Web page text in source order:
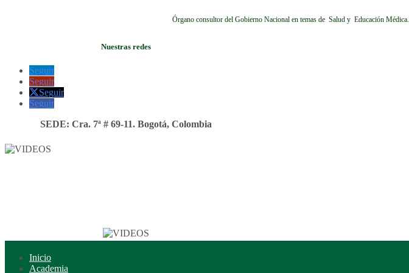
Órgano consultor del Gobierno Nacional en temas de Salud y Educación Médica.
Nuestras redes
Seguir
Seguir
Seguir
Seguir
SEDE: Cra. 7ª # 69-11. Bogotá, Colombia
Inicio
Academia